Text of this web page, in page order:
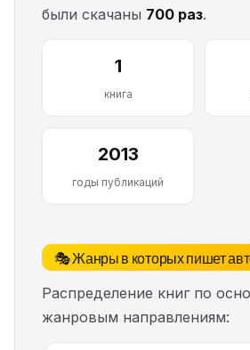
были скачаны 700 раз.
1
книга
2013
годы публикаций
🎭 Жанры в которых пишет
Распределение книг по
жанровым направлениям: